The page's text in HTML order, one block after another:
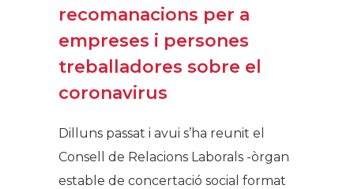
recomanacions per a
empreses i persones
treballadores sobre el
coronavirus
Dilluns passat i avui s’ha reunit el
Consell de Relacions Laborals -òrgan
estable de concertació social format